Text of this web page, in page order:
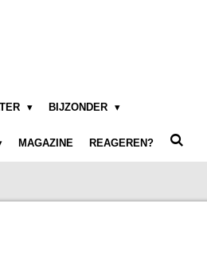
BIJZONDER
MAGAZINE REAGEREN?